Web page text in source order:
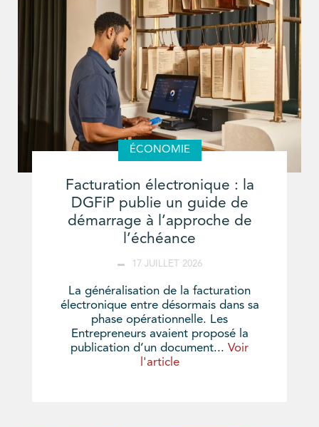
ÉCONOMIE
Facturation électronique : la
DGFiP publie un guide de
démarrage à l’approche de
l’échéance
17 JUILLET 2026
La généralisation de la facturation
électronique entre désormais dans sa
phase opérationnelle. Les
Entrepreneurs avaient proposé la
publication d’un document... Voir
l'article